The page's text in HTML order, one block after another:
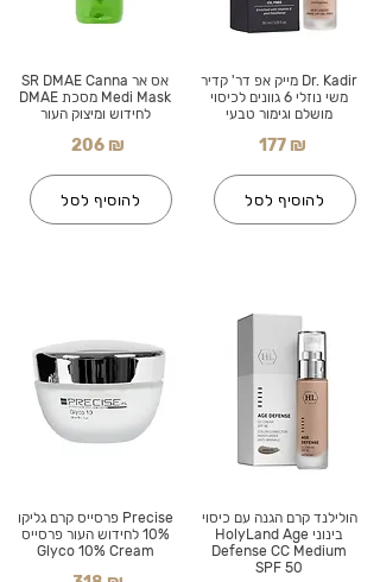
אס אר SR DMAE Canna
Medi Mask מסכת DMAE
לחידוש ומיצוק העור
206 ₪
להוסיף לסל
Precise פרסייס קרם גליקו
10% לחידוש העור פרסייס
Glyco 10% Cream
Dr. Kadir מייק אפ דר' קדיר
משי נוזלי 6 גוונים לכיסוי
מושלם וגימור טבעי
177 ₪
להוסיף לסל
הולילנד קרם הגנה עם כיסוי
בינוני HolyLand Age
Defense CC Medium
SPF 50